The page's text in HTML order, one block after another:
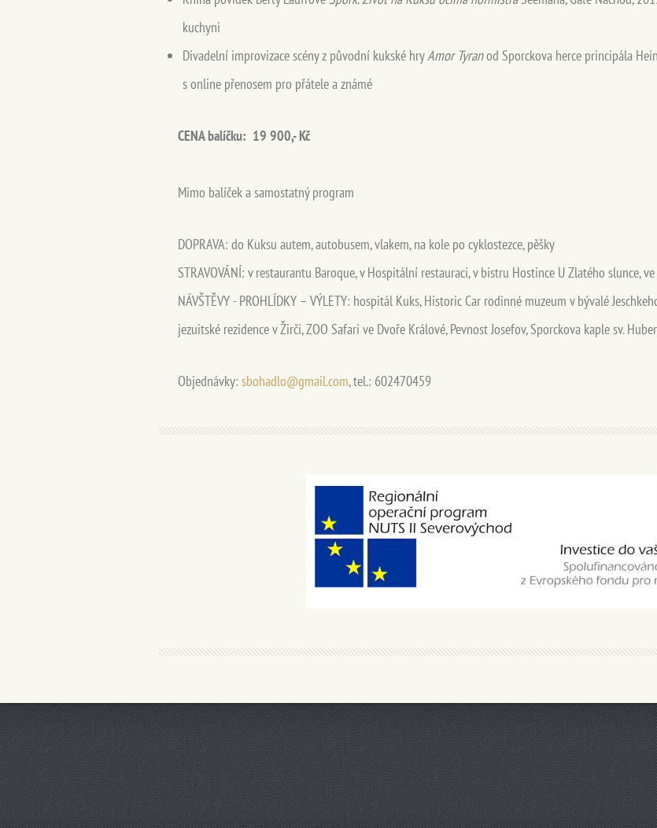
kuchyni
Divadelní improvizace scény z původní kukské hryAmor Tyranod Sporckova herce principála
s online přenosem pro přátele a známé
CENA balíčku: 19 900,- Kč
Mimo balíček a samostatný program
DOPRAVA: do Kuksu autem, autobusem, vlakem, na kole po cyklostezce, pěšky
STRAVOVÁNÍ: v restaurantu Baroque, v Hospitální restauraci, v bistru Hostince U Zlatého slunce,
NÁVŠTĚVY - PROHLÍDKY – VÝLETY: hospitál Kuks, Historic Car rodinné muzeum v bývalé
jezuitské rezidence v Žirči, ZOO Safari ve Dvoře Králové, Pevnost Josefov, Sporckova kaple sv.
Objednávky: sbohadlo@gmail.com, tel.: 602470459